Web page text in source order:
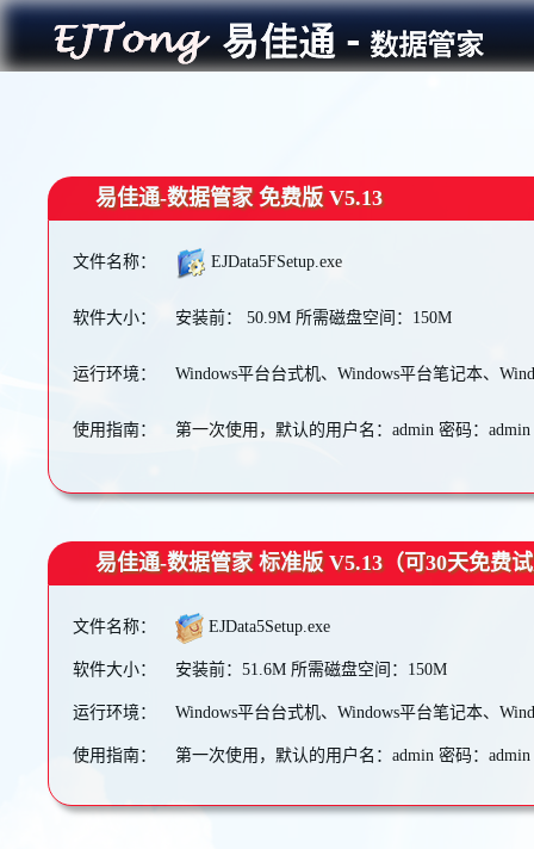
易佳通-数据管家 免费版 V5.13
文件名称： EJData5FSetup.exe
软件大小： 安装前： 50.9M 所需磁盘空间：150M
运行环境： Windows平台台式机、Windows平台笔记本、
使用指南： 第一次使用，默认的用户名：admin 密码：
易佳通-数据管家 标准版 V5.13（可30天免费
文件名称： EJData5Setup.exe
软件大小： 安装前：51.6M 所需磁盘空间：150M
运行环境： Windows平台台式机、Windows平台笔记本、
使用指南： 第一次使用，默认的用户名：admin 密码：